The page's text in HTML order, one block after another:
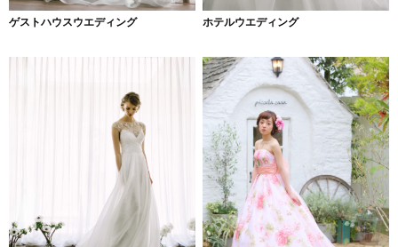
ゲストハウスウエディング ホテルウエディング